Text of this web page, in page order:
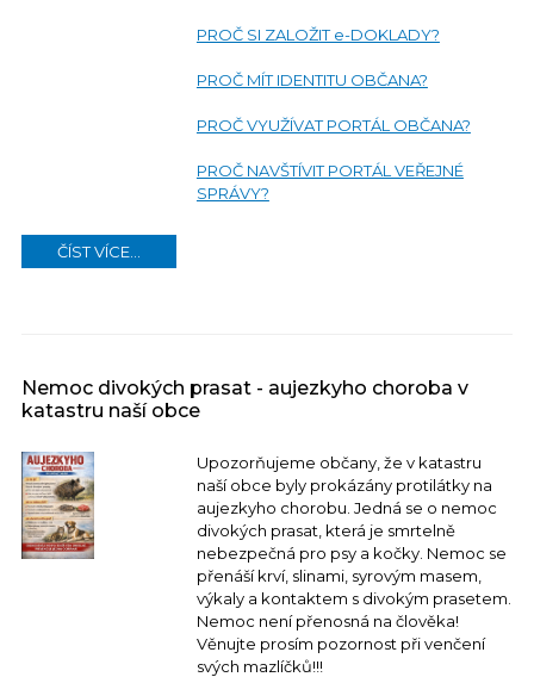
PROČ SI ZALOŽIT e-DOKLADY?
PROČ MÍT IDENTITU OBČANA?
PROČ VYUŽÍVAT PORTÁL OBČANA?
PROČ NAVŠTÍVIT PORTÁL VEŘEJNÉ
SPRÁVY?
ČÍST VÍCE...
Nemoc divokých prasat - aujezkyho choroba v
katastru naší obce
Upozorňujeme občany, že v katastru
naší obce byly prokázány protilátky na
aujezkyho chorobu. Jedná se o nemoc
divokých prasat, která je smrtelně
nebezpečná pro psy a kočky. Nemoc se
přenáší krví, slinami, syrovým masem,
výkaly a kontaktem s divokým prasetem.
Nemoc není přenosná na člověka!
Věnujte prosím pozornost při venčení
svých mazlíčků!!!